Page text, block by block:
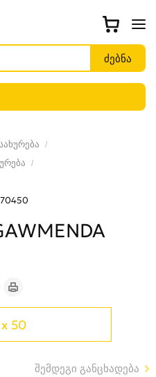
50
შემდეგი განცხადება